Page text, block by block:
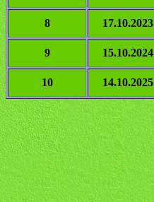
8 17.10.2023
9 15.10.2024
10 14.10.2025